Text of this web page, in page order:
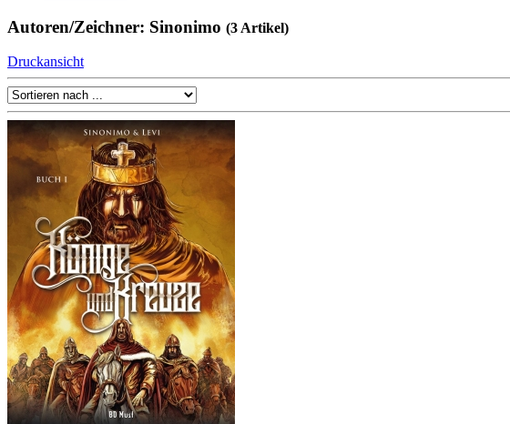
Autoren/Zeichner: Sinonimo (3 Artikel)
Druckansicht